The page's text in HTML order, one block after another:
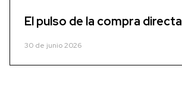
El pulso de la compra directa
30 de junio 2026